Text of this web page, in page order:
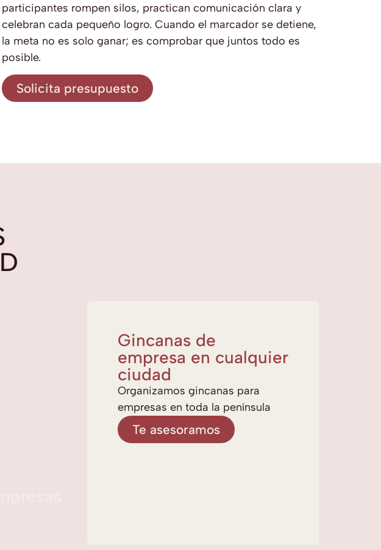
participantes rompen silos, practican comunicación clara y
celebran cada pequeño logro. Cuando el marcador se detiene,
la meta no es solo ganar; es comprobar que juntos todo es
posible.
Solicita presupuesto
Gincanas de
empresa en cualquier
ciudad
Organizamos gincanas para
empresas en toda la península
Te asesoramos